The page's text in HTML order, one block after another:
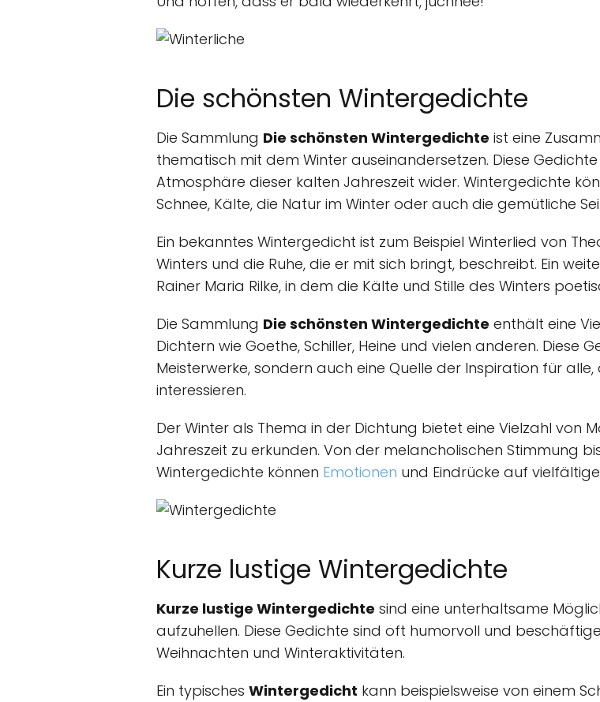
Die schönsten Wintergedichte
Die Sammlung Die schönsten Wintergedichte ist eine
thematisch mit dem Winter auseinandersetzen. Diese
Atmosphäre dieser kalten Jahreszeit wider. Wintergedichte
Schnee, Kälte, die Natur im Winter oder auch die gemütliche
Ein bekanntes Wintergedicht ist zum Beispiel Winterlied von
Winters und die Ruhe, die er mit sich bringt, beschreibt. Ein
Rainer Maria Rilke, in dem die Kälte und Stille des Winters
Die Sammlung Die schönsten Wintergedichte enthält eine
Dichtern wie Goethe, Schiller, Heine und vielen anderen. Diese
Meisterwerke, sondern auch eine Quelle der Inspiration für alle,
interessieren.
Der Winter als Thema in der Dichtung bietet eine Vielzahl von
Jahreszeit zu erkunden. Von der melancholischen Stimmung
Wintergedichte können Emotionen und Eindrücke auf
Kurze lustige Wintergedichte
Kurze lustige Wintergedichte sind eine unterhaltsame
aufzuhellen. Diese Gedichte sind oft humorvoll und
Weihnachten und Winteraktivitäten.
Ein typisches Wintergedicht kann beispielsweise von einem